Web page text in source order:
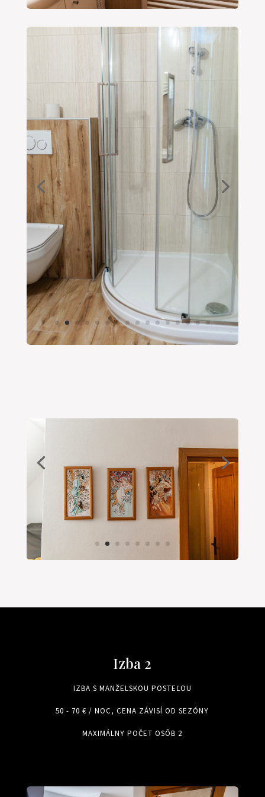
Izba 2
IZBA S MANŽELSKOU POSTEĽOU
50 - 70 € / NOC, CENA ZÁVISÍ OD SEZÓNY
MAXIMÁLNY POČET OSÔB 2